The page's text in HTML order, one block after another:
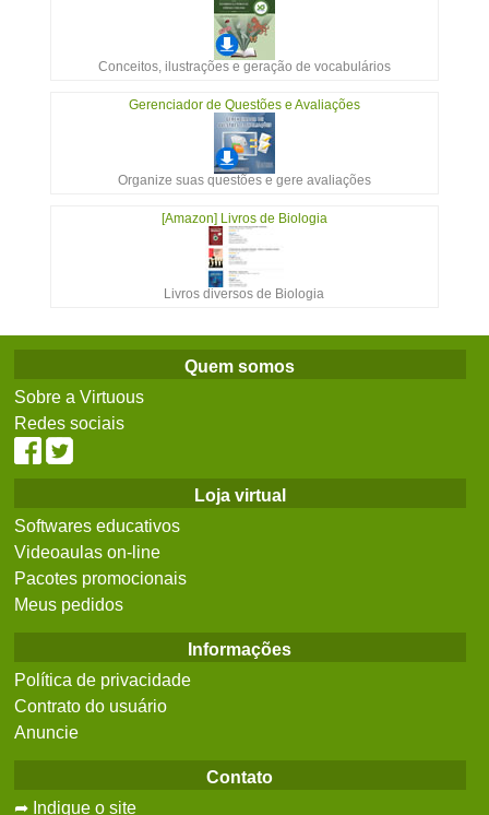
Conceitos, ilustrações e geração de vocabulários
Gerenciador de Questões e Avaliações
Organize suas questões e gere avaliações
[Amazon] Livros de Biologia
Livros diversos de Biologia
Quem somos
Sobre a Virtuous
Redes sociais
Loja virtual
Softwares educativos
Videoaulas on-line
Pacotes promocionais
Meus pedidos
Informações
Política de privacidade
Contrato do usuário
Anuncie
Contato
➦ Indique o site